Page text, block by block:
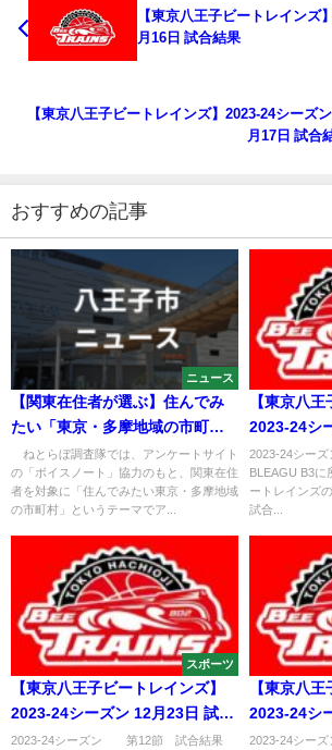
【東京八王子ビートレインズ
月16日 試合結果
【東京八王子ビートレインズ】2023-24シーズ
月17日 試合
おすすめの記事
ニュース
【関東在住者が選ぶ】住んでみ
たい「東京・多摩地域の市町
村」ランキングTOP27！ 第1位
は「八王子市」【2023年最新調
査結果】
ねとらぼ調査隊では、アンケートサイト
の「ボイスノート」協力のもと、関東在住
者を対象に「住んでみたい東京・多摩地域
の市町村」というテーマでア...
【東京八王
2023-24シ
結果
2023-24シー
BLEAGU B3に
ートレインズ
試合...
スポーツ
【東京八王子ビートレインズ】
2023-24シーズン 12月23日 試合
結果
2023-24シーズン 第12節 試合結果
【東京八王
2023-24シ
果
2023-24シー